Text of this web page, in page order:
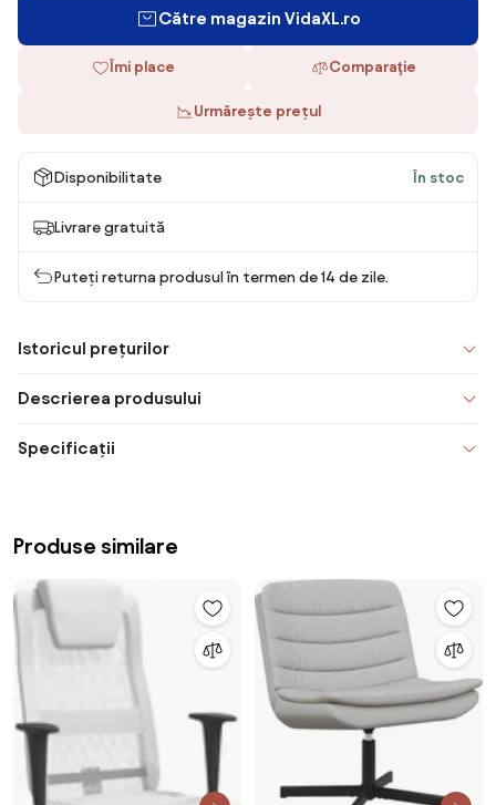
Către magazin VidaXL.ro
Îmi place Comparaţie
Urmărește prețul
Disponibilitate În stoc
Livrare gratuită
Puteți returna produsul în termen de 14 de zile.
Istoricul prețurilor
Descrierea produsului
Specificații
Produse similare